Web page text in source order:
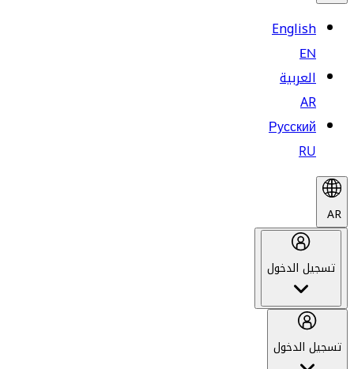
English
EN
العربية
AR
Русский
RU
AR
تسجيل الدخول
تسجيل الدخول